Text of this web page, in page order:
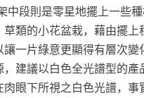
中段則是零星地擺上一些
草類的小花盆栽，藉由擺上
讓一片綠意更顯得有層次變
，建議以白色全光譜型的產
肉眼下所視之白色光譜，事